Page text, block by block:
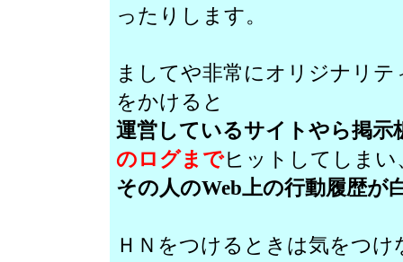
ったりします。
ましてや非常にオリジナリ
をかけると
運営しているサイトやら掲示
のログまでヒットしてしまい
その人のWeb上の行動履歴が
ＨＮをつけるときは気をつ